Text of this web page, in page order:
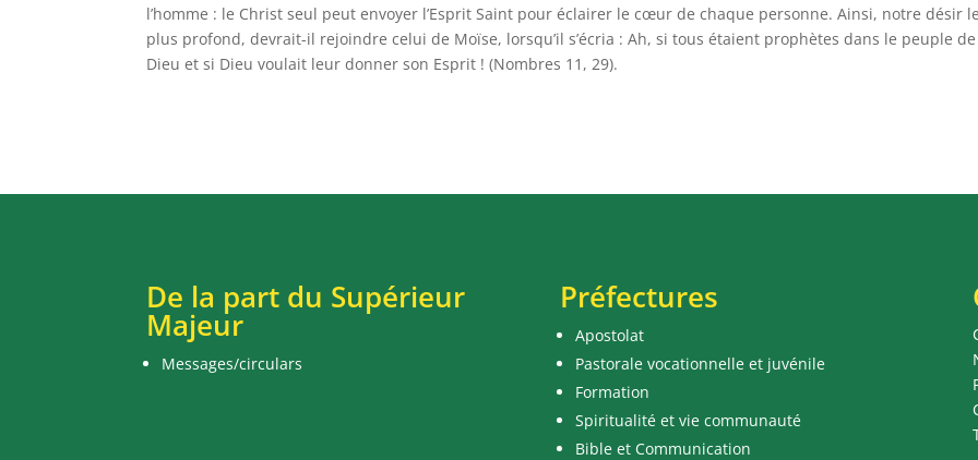
l’homme : le Christ seul peut envoyer l’Esprit Saint pour éclairer le cœur de chaque personne. Ainsi, notre désir le
plus profond, devrait-il rejoindre celui de Moïse, lorsqu’il s’écria : Ah, si tous étaient prophètes dans le peuple de
Dieu et si Dieu voulait leur donner son Esprit ! (Nombres 11, 29).
De la part du Supérieur
Majeur
Messages/circulars
Préfectures
Apostolat
Pastorale vocationnelle et juvénile
Formation
Spiritualité et vie communauté
Bible et Communication